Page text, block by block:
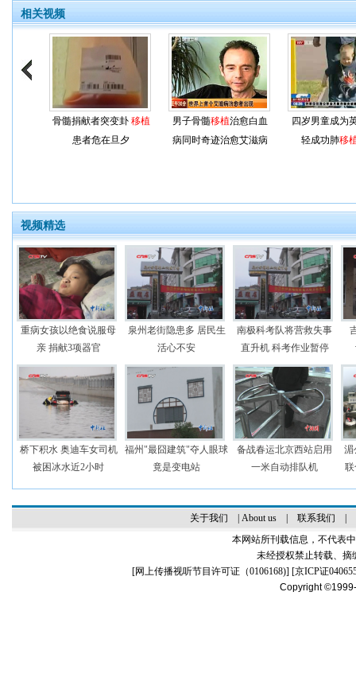
相关视频
骨髓捐献者突变卦 移植
患者危在旦夕
男子骨髓移植治愈白血
病同时奇迹治愈艾滋病
四岁男童成为
轻成功肺移
视频精选
重病女孩以绝食说服母
亲 捐献3项器官
泉州老街隐患多 居民生
活心不安
南极科考队将营救失事
直升机 科考作业暂停
桥下积水 奥迪车女司机
被困冰水近2小时
福州"最囧建筑"夺人眼球
竟是变电站
备战春运北京西站启用
一米自动排队机
湄
关于我们 About us| 联系我们
本网站所刊载信息，不代表
未经授权禁止转载、摘
[网上传播视听节目许可证（0106168)] [京ICP证
Copyright